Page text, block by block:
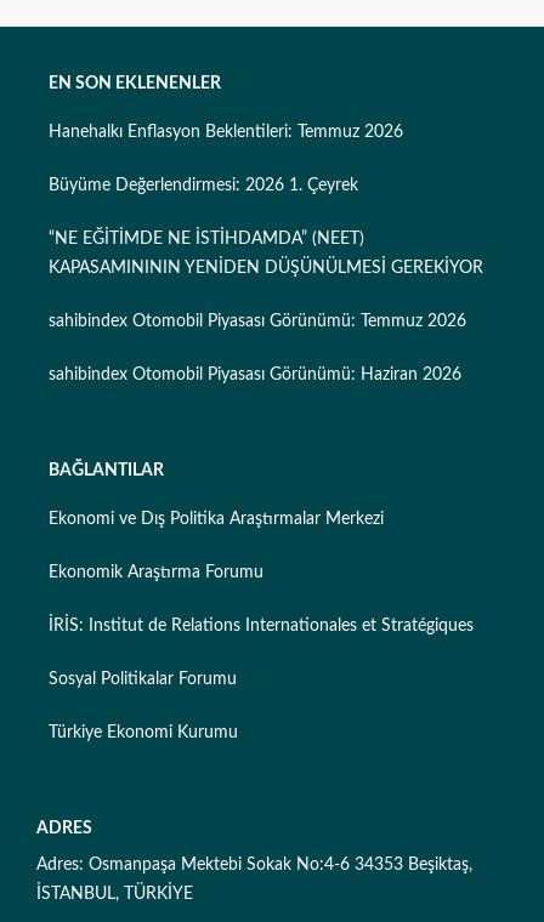
EN SON EKLENENLER
Hanehalkı Enflasyon Beklentileri: Temmuz 2026
Büyüme Değerlendirmesi: 2026 1. Çeyrek
“NE EĞİTİMDE NE İSTİHDAMDA” (NEET)
KAPASAMINININ YENİDEN DÜŞÜNÜLMESİ GEREKİYOR
sahibindex Otomobil Piyasası Görünümü: Temmuz 2026
sahibindex Otomobil Piyasası Görünümü: Haziran 2026
BAĞLANTILAR
Ekonomi ve Dış Politika Araştırmalar Merkezi
Ekonomik Araştırma Forumu
İRİS: Institut de Relations Internationales et Stratégiques
Sosyal Politikalar Forumu
Türkiye Ekonomi Kurumu
ADRES
Adres: Osmanpaşa Mektebi Sokak No:4-6 34353 Beşiktaş,
İSTANBUL, TÜRKİYE